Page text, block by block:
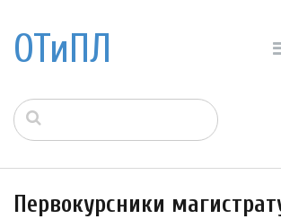
ОТиПЛ
Первокурсники